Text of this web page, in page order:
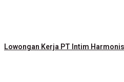
Lowongan Kerja PT Intim